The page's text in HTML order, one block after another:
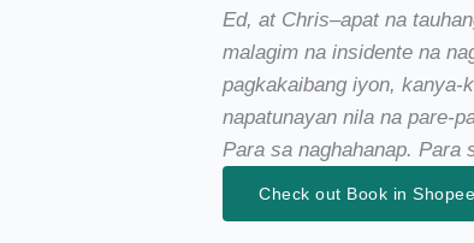
Ed, at Chris–apat na
malagim na insidente na
pagkakaibang iyon, kanya-
napatunayan nila na pare-
Para sa naghahanap. Para
Check out Book in Shopee